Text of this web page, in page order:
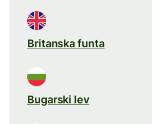
Britanska funta
Bugarski lev